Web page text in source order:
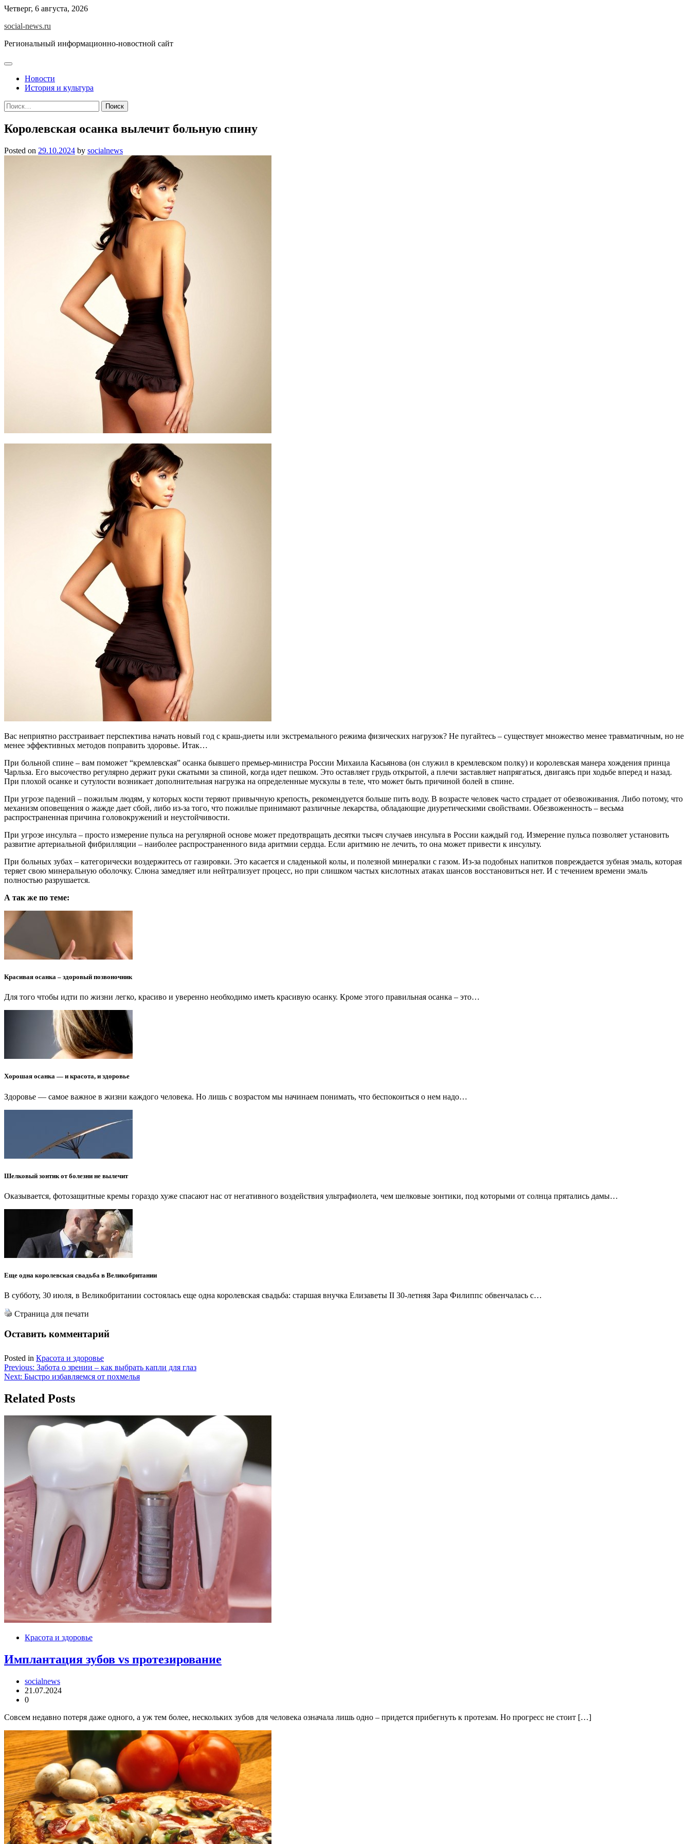
Skip
content
Четверг, 6 августа, 2026
social-news.ru
Региональный информационно-новостной сайт
Новости
История и культура
Найти:
Королевская осанка вылечит больную спину
Posted on 29.10.2024 by socialnews
Вас неприятно расстраивает перспектива начать новый год с краш-диеты или экстремального режима физических нагрузок? Не пугайтесь – существует множество менее травматичным, но не
менее эффективных методов поправить здоровье. Итак…
При больной спине – вам поможет “кремлевская” осанка бывшего премьер-министра России Михаила Касьянова (он служил в кремлевском полку) и королевская манера хождения принца
Чарльза. Его высочество регулярно держит руки сжатыми за спиной, когда идет пешком. Это оставляет грудь открытой, а плечи заставляет напрягаться, двигаясь при ходьбе вперед и назад.
При плохой осанке и сутулости возникает дополнительная нагрузка на определенные мускулы в теле, что может быть причиной болей в спине.
При угрозе падений – пожилым людям, у которых кости теряют привычную крепость, рекомендуется больше пить воду. В возрасте человек часто страдает от обезвоживания. Либо потому, что
механизм оповещения о жажде дает сбой, либо из-за того, что пожилые принимают различные лекарства, обладающие диуретическими свойствами. Обезвоженность – весьма
распространенная причина головокружений и неустойчивости.
При угрозе инсульта – просто измерение пульса на регулярной основе может предотвращать десятки тысяч случаев инсульта в России каждый год. Измерение пульса позволяет установить
развитие артериальной фибрилляции – наиболее распространенного вида аритмии сердца. Если аритмию не лечить, то она может привести к инсульту.
При больных зубах – категорически воздержитесь от газировки. Это касается и сладенькой колы, и полезной минералки с газом. Из-за подобных напитков повреждается зубная эмаль, которая
теряет свою минеральную оболочку. Слюна замедляет или нейтрализует процесс, но при слишком частых кислотных атаках шансов восстановиться нет. И с течением времени эмаль
полностью разрушается.
А так же по теме:
Красивая осанка – здоровый позвоночник
Для того чтобы идти по жизни легко, красиво и уверенно необходимо иметь красивую осанку. Кроме этого правильная осанка – это…
Хорошая осанка — и красота, и здоровье
Здоровье — самое важное в жизни каждого человека. Но лишь с возрастом мы начинаем понимать, что беспокоиться о нем надо…
Шелковый зонтик от болезни не вылечит
Оказывается, фотозащитные кремы гораздо хуже спасают нас от негативного воздействия ультрафиолета, чем шелковые зонтики, под которыми от солнца прятались дамы…
Еще одна королевская свадьба в Великобритании
В субботу, 30 июля, в Великобритании состоялась еще одна королевская свадьба: старшая внучка Елизаветы II 30-летняя Зара Филиппс обвенчалась с…
Страница для печати
Оставить комментарий
Posted in Красота и здоровье
Навигация
по
записям
Previous: Забота о зрении – как выбрать капли для глаз
Next: Быстро избавляемся от похмелья
Related Posts
Красота и здоровье
Имплантация зубов vs протезирование
socialnews
21.07.2024
0
Совсем недавно потеря даже одного, а уж тем более, нескольких зубов для человека означала лишь одно – придется прибегнуть к протезам. Но прогресс не стоит […]